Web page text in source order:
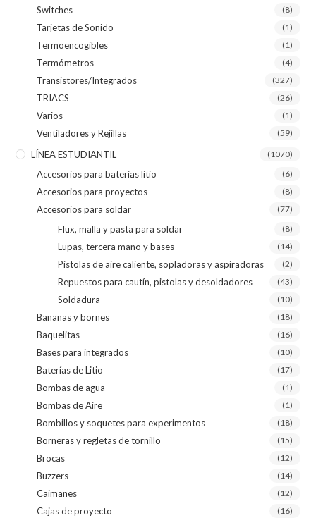
Switches (8)
Tarjetas de Sonido (1)
Termoencogibles (1)
Termómetros (4)
Transistores/Integrados (327)
TRIACS (26)
Varios (1)
Ventiladores y Rejillas (59)
LÍNEA ESTUDIANTIL (1070)
Accesorios para baterias litio (6)
Accesorios para proyectos (8)
Accesorios para soldar (77)
Flux, malla y pasta para soldar (8)
Lupas, tercera mano y bases (14)
Pistolas de aire caliente, sopladoras y aspiradoras (2)
Repuestos para cautín, pistolas y desoldadores (43)
Soldadura (10)
Bananas y bornes (18)
Baquelitas (16)
Bases para integrados (10)
Baterías de Litio (17)
Bombas de agua (1)
Bombas de Aire (1)
Bombillos y soquetes para experimentos (18)
Borneras y regletas de tornillo (15)
Brocas (12)
Buzzers (14)
Caimanes (12)
Cajas de proyecto (16)